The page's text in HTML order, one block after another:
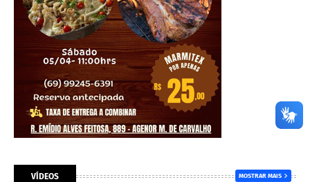
VÍDEOS MOSTRAR MAIS